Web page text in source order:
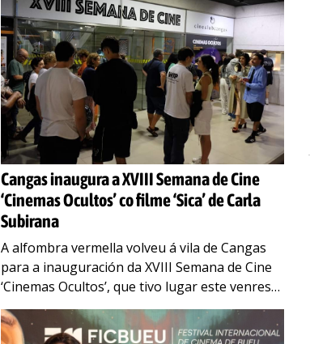
Cangas inaugura a XVIII Semana de Cine
‘Cinemas Ocultos’ co filme ‘Sica’ de Carla
Subirana
A alfombra vermella volveu á vila de Cangas
para a inauguración da XVIII Semana de Cine
‘Cinemas Ocultos’, que tivo lugar este venres
no Auditorio Xosé Manuel Pazos. Nesta nova…